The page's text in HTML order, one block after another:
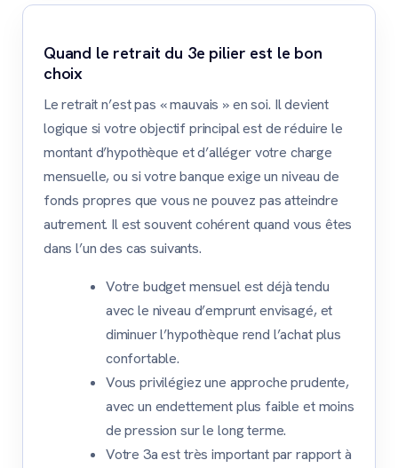
Quand le retrait du 3e pilier est le bon
choix
Le retrait n’est pas « mauvais » en soi. Il devient
logique si votre objectif principal est de réduire le
montant d’hypothèque et d’alléger votre charge
mensuelle, ou si votre banque exige un niveau de
fonds propres que vous ne pouvez pas atteindre
autrement. Il est souvent cohérent quand vous êtes
dans l’un des cas suivants.
Votre budget mensuel est déjà tendu
avec le niveau d’emprunt envisagé, et
diminuer l’hypothèque rend l’achat plus
confortable.
Vous privilégiez une approche prudente,
avec un endettement plus faible et moins
de pression sur le long terme.
Votre 3a est très important par rapport à